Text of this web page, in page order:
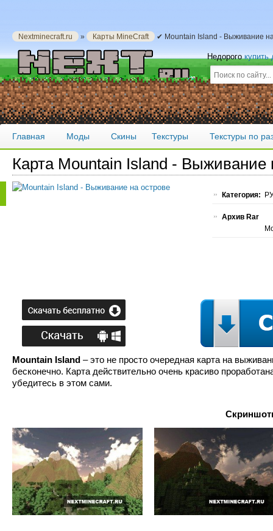
Nextminecraft.ru » Карты MineCraft ✔ Mountain Island - Выживание
Недорогокупить
Главная Моды Скины Текстуры Текстуры по
Карта Mountain Island - Выживание
Категория:
Архив Rar
Mountain Island – это не просто очередная карта на
бесконечно. Карта действительно очень красиво
убедитесь в этом сами.